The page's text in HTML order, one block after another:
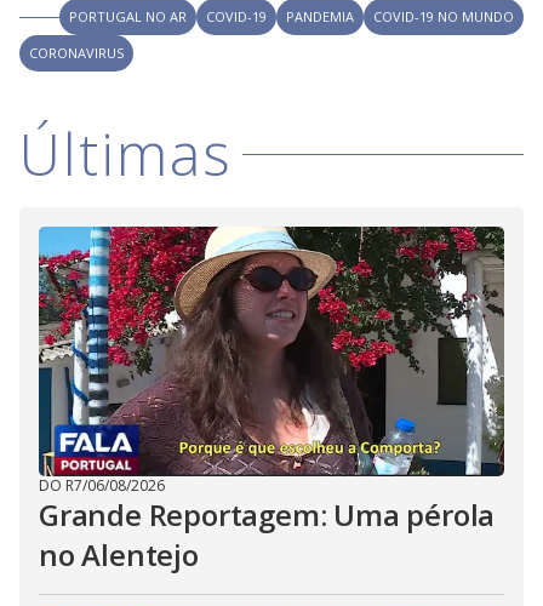
V
e
o
d
PORTUGAL NO AR COVID-19 PANDEMIA
COVID-19 NO MUNDO
CORONAVIRUS
Últimas
DO R7/06/08/2026
Grande Reportagem: Uma pérola
no Alentejo